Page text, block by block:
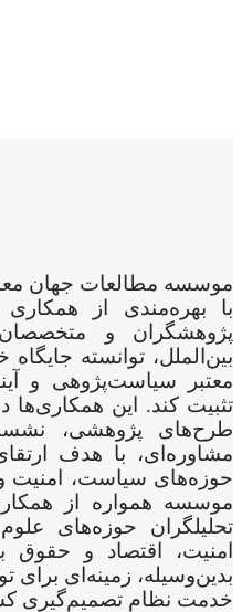
موسسه مطالعات جهان
با بهره‌مندی از
پژوهشگران و
بین‌الملل، توانسته
معتبر سیاست‌پژوهی و
تثبیت کند. این همکاری‌ها
طرح‌های پژوهشی،
مشاوره‌ای، با هدف
حوزه‌های سیاست، امنیت
موسسه همواره از
تحلیلگران حوزه‌های
امنیت، اقتصاد و حقوق
بدین‌وسیله، زمینه‌ای برای
خدمت نظام تصمیم‌گیری